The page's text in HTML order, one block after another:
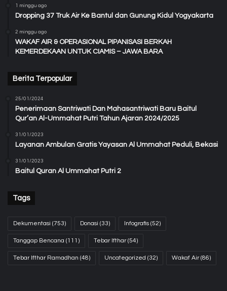
1 minggu ago
Dropping 37 Truk Air Ke Bantul dan Gunung Kidul Yogyakarta
2 minggu ago
WAKAF AIR & OPERASIONAL PIPANISASI BERKAH
KEMERDEKAAN UNTUK CIAMIS – JAWA BARA
Berita Terpopular
25/01/2024
Penerimaan Santriwati Dan Mahasantriwati Baru Baitul
Qur’an Al-Ummahat Putri Tahun Ajaran 2024/2025
31/01/2023
Layanan Ambulan Gratis Yayasan Al Ummahat Peduli, Bekasi
31/01/2023
Baitul Quran Al Ummahat Putri 2
Tags
Dekumentasi (753) Donasi (33) Infografis (52)
Tanggap Bencana (111) Tebar Ifthar(54)
Tebar Ifthar Ramadhan (48) Uncategorized (32) Wakaf Air(86)